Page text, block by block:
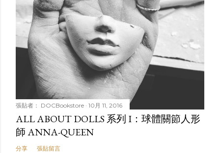
張貼者： DOCBookstore 10月 11, 2016
ALL ABOUT DOLLS 系列 I：球體關節人形
師 ANNA-QUEEN
分享 張貼留言